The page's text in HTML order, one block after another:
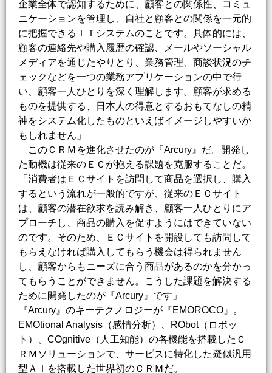
企業全体で認知するために、顧客との関係性、コミュ
ニケーションを管理し、自社と顧客との関係を一元的
に把握できるＩＴシステムのことです。具体的には、
顧客の連絡先や購入履歴の確認、メールやソーシャル
メディアを通じたやりとり、業務管理、商談状況のチ
ェックなどを一つの業務アプリケーションの中で行
い、顧客一人ひとりを深く理解します。顧客が求める
ものを提供する、日本人の得意とするおもてなしの精
神をシステム化したものといえばイメージしやすいか
もしれません」
このＣＲＭを進化させたのが『Arcury』だ。開発し
た動機は従来のＥＣが抱える課題を克服することだ。
「消費者はＥＣサイトを訪問して商品を選択し、購入
するという流れが一般的ですが、従来のＥＣサイト
は、顧客の潜在欲求を読み解き、顧客一人ひとりにア
プローチし、商品の購入を促すようにはできていない
のです。そのため、ＥＣサイトを開設しても訪問して
もらえなければ購入してもらう機会は得られません
し、顧客からもニーズに合う商品があるのかを分かっ
てもらうことができません。こうした課題を解決する
ために開発したのが『Arcury』です」
『Arcury』のキーテクノロジーが『EMOROCO』。
EMOtional Analysis（感情分析）、RObot（ロボッ
ト）、COgnitive（人工知能）の各機能を搭載したＣ
ＲＭソリューションで、サービスに特化した疑似汎用
型ＡＩを搭載した世界初のＣＲＭだ。